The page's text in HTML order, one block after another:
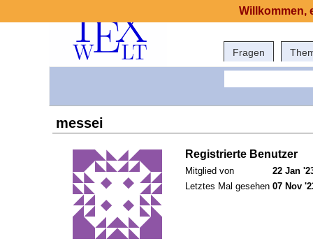
Fragen
messei
Registrierte Benutzer
Mitglied von
22 Jan
Letztes Mal gesehen 07 Nov
Willkommen,